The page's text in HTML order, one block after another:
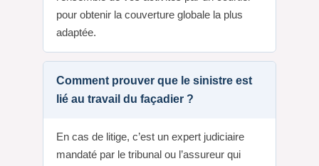
pour obtenir la couverture globale la plus
adaptée.
Comment prouver que le sinistre est
lié au travail du façadier ?
En cas de litige, c’est un expert judiciaire
mandaté par le tribunal ou l’assureur qui